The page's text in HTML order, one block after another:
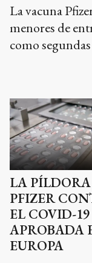
La vacuna
menores de
como
LA
PFIZER
EL COVID-19
APROBADA
EUROPA